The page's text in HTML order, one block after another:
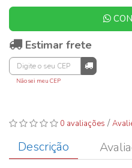
Estimar frete
Não sei meu CEP
0 avaliações /
Descrição